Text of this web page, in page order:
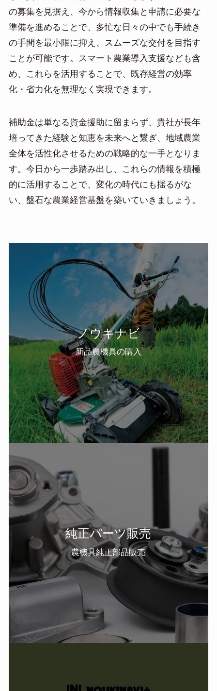
の募集を見据え、今から情報収集と申請に必要な
準備を進めることで、多忙な日々の中でも手続き
の手間を最小限に抑え、スムーズな交付を目指す
ことが可能です。スマート農業導入支援なども含
め、これらを活用することで、既存経営の効率
化・省力化を無理なく実現できます。
補助金は単なる資金援助に留まらず、貴社が長年
培ってきた経験と知恵を未来へと繋ぎ、地域農業
全体を活性化させるための戦略的な一手となりま
す。今日から一歩踏み出し、これらの情報を積極
的に活用することで、変化の時代にも揺るがな
い、盤石な農業経営基盤を築いていきましょう。
ノウキナビ
新品農機具の購入
純正パーツ販売
農機具純正部品販売